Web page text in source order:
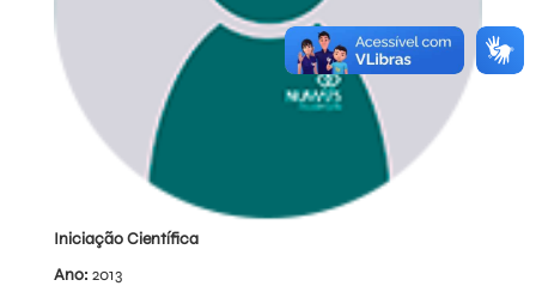
Iniciação Científica
Ano: 2013